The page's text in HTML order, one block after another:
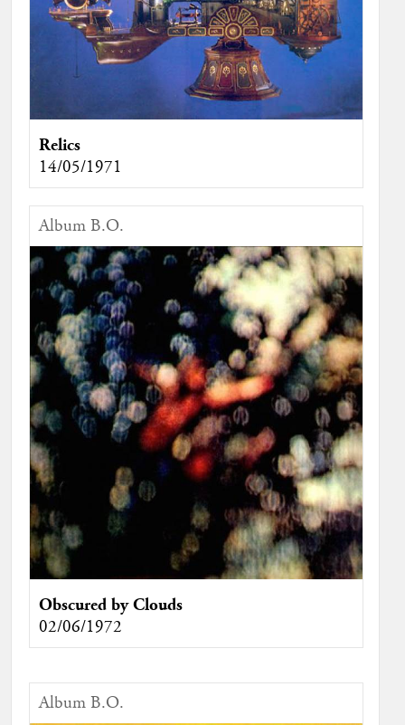
Relics
14/05/1971
Album B.O.
Obscured by Clouds
02/06/1972
Album B.O.